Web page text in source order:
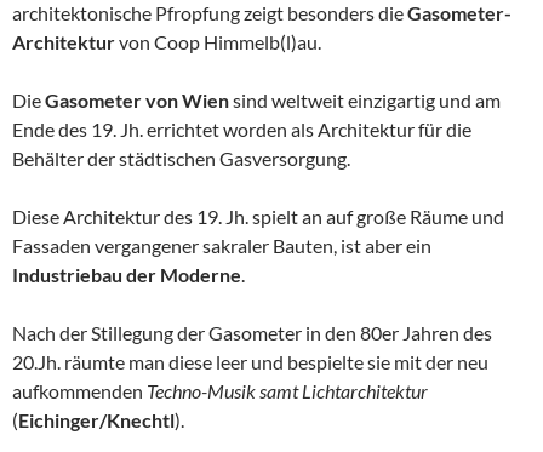
architektonische Pfropfung zeigt besonders dieGasometer-
Architekturvon Coop Himmelb(l)au.
DieGasometer von Wiensind weltweit einzigartig und am
Ende des 19. Jh. errichtet worden als Architektur für die
Behälter der städtischen Gasversorgung.
Diese Architektur des 19. Jh. spielt an auf große Räume und
Fassaden vergangener sakraler Bauten, ist aber ein
Industriebau der Moderne.
Nach der Stillegung der Gasometer in den 80er Jahren des
20.Jh. räumte man diese leer und bespielte sie mit der neu
aufkommenden Techno-Musik samt Lichtarchitektur
(Eichinger/Knechtl).